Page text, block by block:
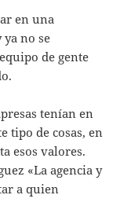
en una
no se
de gente
tenían en
tipo de cosas, en
esos valores.
«La agencia y
a quien